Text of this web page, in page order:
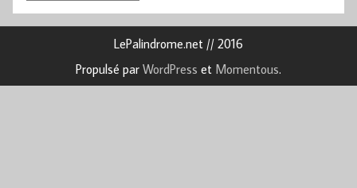
LePalindrome.net // 2016
Propulsé par WordPress et Momentous.